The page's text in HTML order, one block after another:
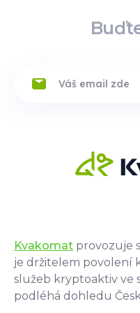
Kvakomat provozuje
je držitelem povolení
služeb kryptoaktiv ve
podléhá dohledu